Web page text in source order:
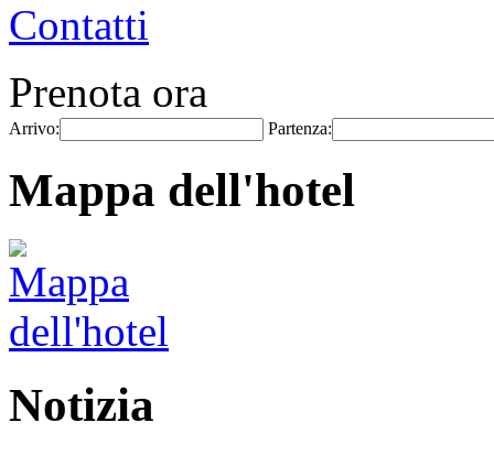
Contatti
Prenota ora
Arrivo: Partenza:
Mappa dell'hotel
Notizia